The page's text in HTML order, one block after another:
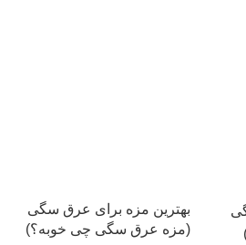
بهترین مزه برای عرق سگی
(مزه عرق سگی چی خوبه؟)